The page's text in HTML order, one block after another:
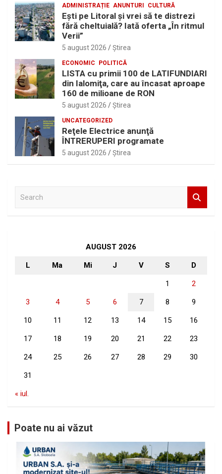
ADMINISTRAȚIE ANUNTURI CULTURĂ
Eşti pe Litoral şi vrei să te distrezi
fără cheltuială? Iată oferta „În ritmul
Verii”
5 august 2026 Ştirea
ECONOMIC POLITICĂ
LISTA cu primii 100 de LATIFUNDIARI
din Ialomiţa, care au încasat aproape
160 de milioane de RON
5 august 2026 Ştirea
UNCATEGORIZED
Reţele Electrice anunţă
ÎNTRERUPERI programate
5 august 2026 Ştirea
AUGUST 2026
L Ma Mi J V S D
1 2
3 4 5 6 7 8 9
10 11 12 13 14 15 16
17 18 19 20 21 22 23
24 25 26 27 28 29 30
31
« iul.
Poate nu ai văzut